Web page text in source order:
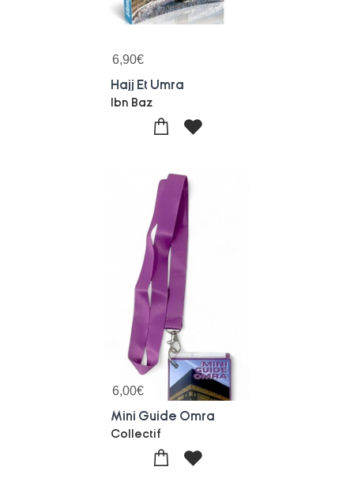
6,90€
Hajj Et Umra
Ibn Baz
6,00€
Mini Guide Omra
Collectif